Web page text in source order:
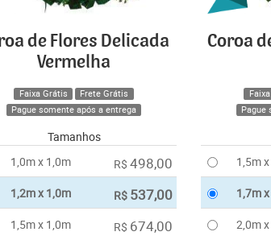
de Flores Delicada
Vermelha
Faixa Grátis
Frete Grátis
Pague somente após a entrega
Tamanhos
1,0m x 1,0m
R$ 498,00
1,2m x 1,0m R$ 537,00
1,5m x 1,0m R$ 674,00
Coroa
Pague
1,5m
1,7m
2,0m